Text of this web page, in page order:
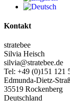
Kontakt
stratebee
Silvia Heisch
silvia@stratebee.de
Tel: +49 (0)151 121
Edmunda-Dietz-
35519 Rockenberg
Deutschland